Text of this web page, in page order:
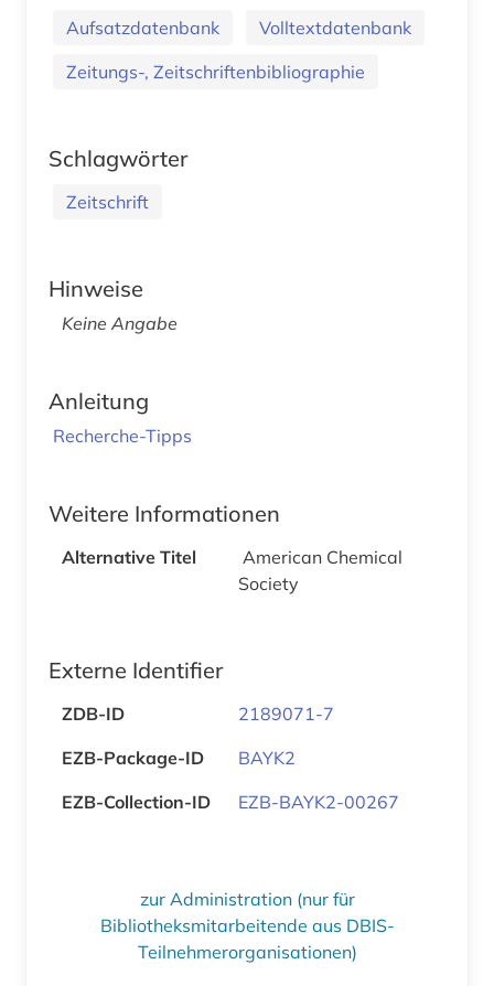
Aufsatzdatenbank
Volltextdatenbank
Zeitungs-, Zeitschriftenbibliographie
Schlagwörter
Zeitschrift
Hinweise
Keine Angabe
Anleitung
Recherche-Tipps
Weitere Informationen
Alternative Titel
American Chemical
Society
Externe Identifier
ZDB-ID
2189071-7
EZB-Package-ID
BAYK2
EZB-Collection-ID
EZB-BAYK2-00267
zur Administration (nur für
Bibliotheksmitarbeitende aus DBIS-
Teilnehmerorganisationen)